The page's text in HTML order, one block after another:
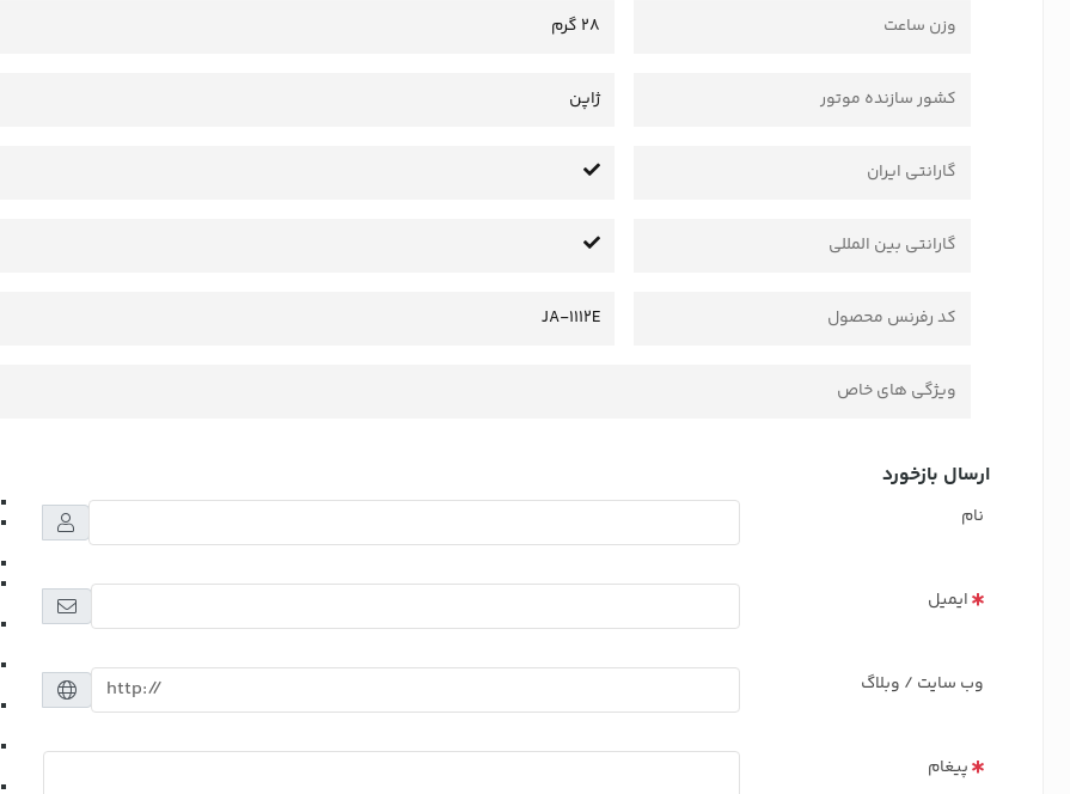
وزن ساعت 28 گرم
کشور سازنده موتور ژاپن
گارانتی ایران
گارانتی بین المللی
کد رفرنس محصول JA-1112E
ویژگی های خاص
ارسال بازخورد
نام
ایمیل
وب سایت / وبلاگ
پیغام